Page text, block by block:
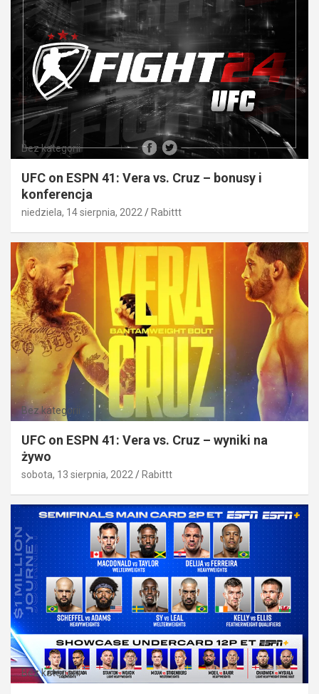
Bez kategorii
UFC on ESPN 41: Vera vs. Cruz – bonusy i
konferencja
niedziela, 14 sierpnia, 2022 Rabittt
Bez kategorii
UFC on ESPN 41: Vera vs. Cruz – wyniki na
żywo
sobota, 13 sierpnia, 2022 Rabittt
Bez kategorii